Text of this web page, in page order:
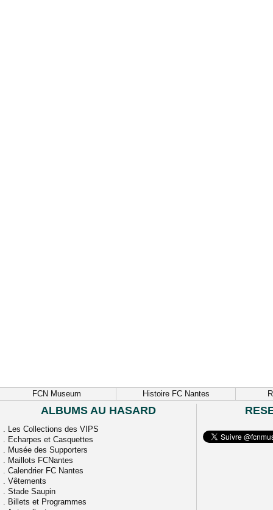
FCN Museum Histoire FC Nantes
ALBUMS AU HASARD
. Les Collections des VIPS
. Echarpes et Casquettes
. Musée des Supporters
. Maillots FCNantes
. Calendrier FC Nantes
. Vêtements
. Stade Saupin
. Billets et Programmes